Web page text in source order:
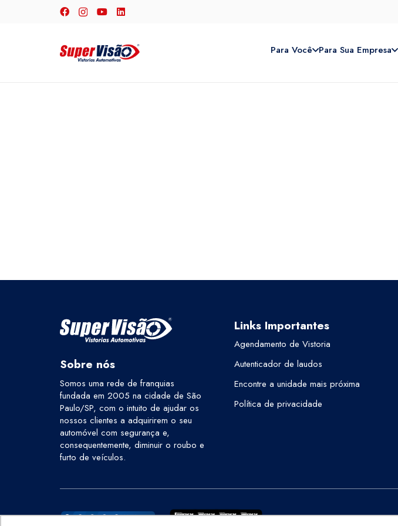
Para Você Para Sua Empresa
Sobre nós
Somos uma rede de franquias
fundada em 2005 na cidade de São
Paulo/SP, com o intuito de ajudar os
nossos clientes a adquirirem o seu
automóvel com segurança e,
consequentemente, diminuir o roubo e
furto de veículos.
Links Importantes
Agendamento de Vistoria
Autenticador de laudos
Encontre a unidade mais próxima
Política de privacidade